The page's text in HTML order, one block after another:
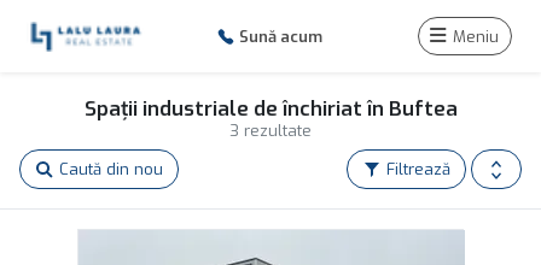
Sună acum Meniu
3 rezultate
Spații industriale de închiriat în Buftea
Filtrează
Caută din nou